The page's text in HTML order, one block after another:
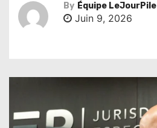
By Équipe LeJourPile
Juin 9, 2026